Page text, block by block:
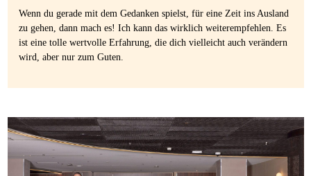
Wenn du gerade mit dem Gedanken spielst, für eine Zeit ins Ausland
zu gehen, dann mach es! Ich kann das wirklich weiterempfehlen. Es
ist eine tolle wertvolle Erfahrung, die dich vielleicht auch verändern
wird, aber nur zum Guten.